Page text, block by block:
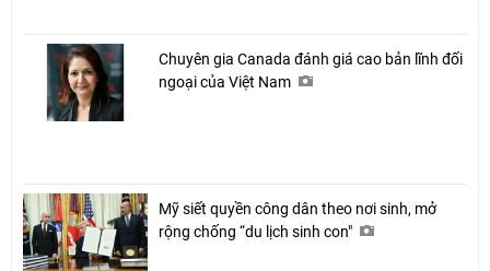
Chuyên gia Canada đánh giá cao bản lĩnh đối
ngoại của Việt Nam
Mỹ siết quyền công dân theo nơi sinh, mở
rộng chống “du lịch sinh con"